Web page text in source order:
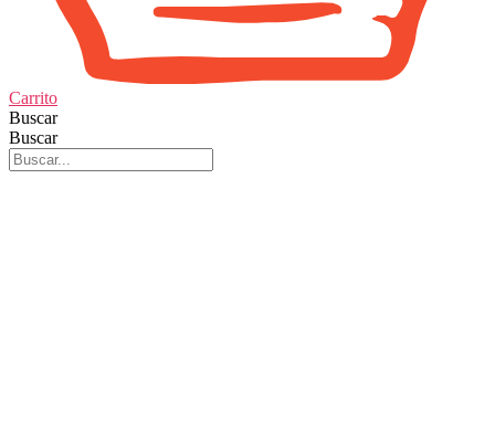
Carrito
Buscar
Buscar